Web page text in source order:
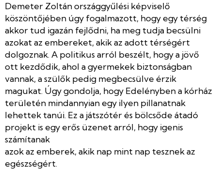
Demeter Zoltán országgyűlési képviselő
köszöntőjében úgy fogalmazott, hogy egy térség
akkor tud igazán fejlődni, ha meg tudja becsülni
azokat az embereket, akik az adott térségért
dolgoznak. A politikus arról beszélt, hogy a jövő
ott kezdődik, ahol a gyermekek biztonságban
vannak, a szülők pedig megbecsülve érzik
magukat. Úgy gondolja, hogy Edelényben a kórház
területén mindannyian egy ilyen pillanatnak
lehettek tanúi. Ez a játszótér és bölcsőde átadó
projekt is egy erős üzenet arról, hogy igenis
számítanak
azok az emberek, akik nap mint nap tesznek az
egészségért.